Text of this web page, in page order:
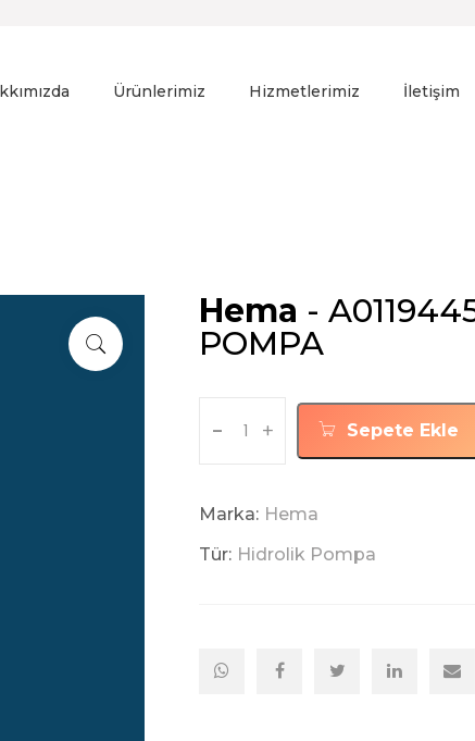
Ürünlerimiz Hizmetlerimiz İletişim
Hema -
POMPA
- + Sepete Ekle
Marka: Hema
Tür: Hidrolik Pompa